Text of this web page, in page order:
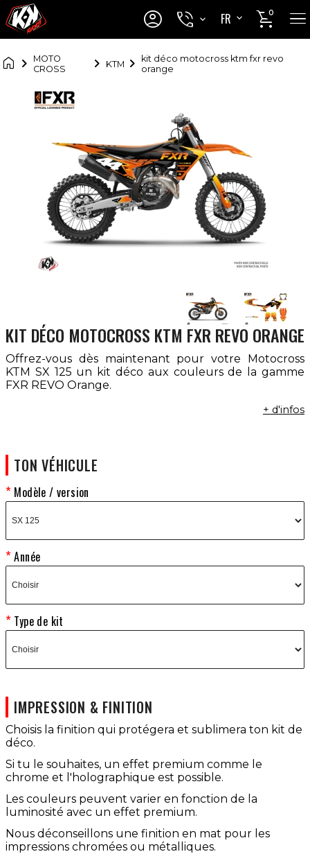
 
FR
EN

0 

MOTO
CROSS
KTM
kit déco motocross ktm fxr revo
orange
KIT DÉCO MOTOCROSS KTM FXR REVO ORANGE
Offrez-vous dès maintenant pour votre Motocross
KTM SX 125 un kit déco aux couleurs de la gamme
FXR REVO Orange.
+ d'infos
TON VÉHICULE
Modèle / version
Année
Type de kit
IMPRESSION & FINITION
Choisis la finition qui protégera et sublimera ton kit de
déco.
Si tu le souhaites, un effet premium comme le
chrome et l'holographique est possible.
Les couleurs peuvent varier en fonction de la
luminosité avec un effet premium.
Nous déconseillons une finition en mat pour les
impressions chromées ou métalliques.